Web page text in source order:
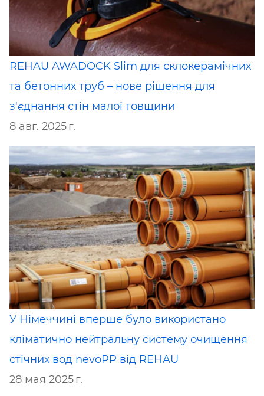
REHAU AWADOCK Slim для склокерамічних
та бетонних труб – нове рішення для
з'єднання стін малої товщини
8 авг. 2025 г.
У Німеччині вперше було використано
кліматично нейтральну систему очищення
стічних вод nevoPP від ​​REHAU
28 мая 2025 г.